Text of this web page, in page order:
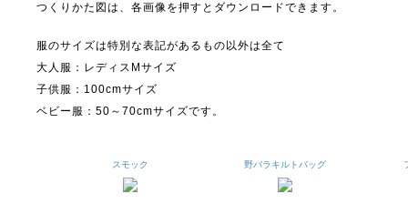
つくりかた図は、各画像を押すとダウンロードできます。
服のサイズは特別な表記があるもの以外は全て
大人服：レディスMサイズ
子供服：100cmサイズ
ベビー服：50～70cmサイズです。
スモック 野バラキルトバッグ